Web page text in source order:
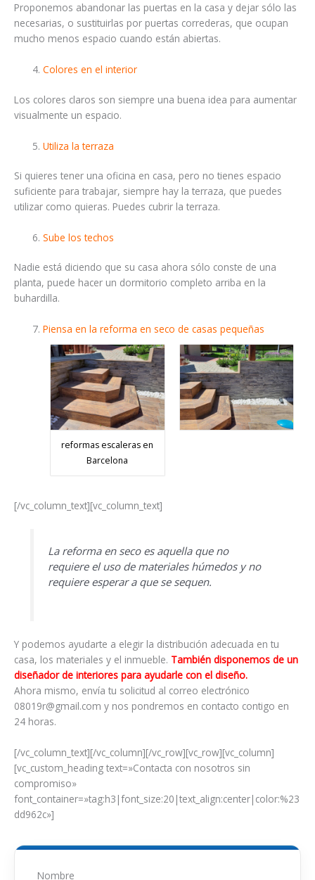
Proponemos abandonar las puertas en la casa y dejar sólo las
necesarias, o sustituirlas por puertas correderas, que ocupan
mucho menos espacio cuando están abiertas.
Colores en el interior
Los colores claros son siempre una buena idea para aumentar
visualmente un espacio.
Utiliza la terraza
Si quieres tener una oficina en casa, pero no tienes espacio
suficiente para trabajar, siempre hay la terraza, que puedes
utilizar como quieras. Puedes cubrir la terraza.
Sube los techos
Nadie está diciendo que su casa ahora sólo conste de una
planta, puede hacer un dormitorio completo arriba en la
buhardilla.
Piensa en la reforma en seco de casas pequeñas
reformas escaleras en
Barcelona
[/vc_column_text][vc_column_text]
La reforma en seco es aquella que no
requiere el uso de materiales húmedos y no
requiere esperar a que se sequen.
Y podemos ayudarte a elegir la distribución adecuada en tu
casa, los materiales y el inmueble. También disponemos de un
diseñador de interiores para ayudarle con el diseño.
Ahora mismo, envía tu solicitud al correo electrónico
08019r@gmail.com y nos pondremos en contacto contigo en
24 horas.
[/vc_column_text][/vc_column][/vc_row][vc_row][vc_column]
[vc_custom_heading text=»Contacta con nosotros sin
compromiso»
font_container=»tag:h3|font_size:20|text_align:center|color:%23
dd962c»]
Nombre